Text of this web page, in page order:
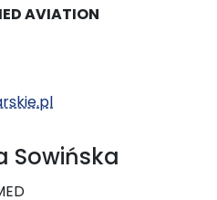
AVIATION
Sowińska